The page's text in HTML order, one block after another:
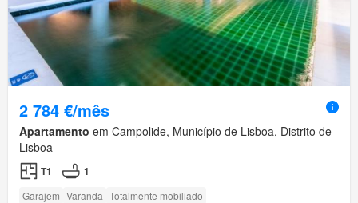
2 784 €/mês
Apartamento em Campolide, Município de Lisboa, Distrito de
Lisboa
T1 1
Garajem Varanda Totalmente mobiliado